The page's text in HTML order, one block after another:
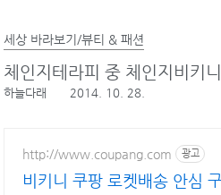
세상 바라보기/뷰티 & 패션
체인지테라피 중 체인지비키
하늘다래 2014. 10. 28.
http://www.coupang.com 광고
비키니 쿠팡 로켓배송 안심